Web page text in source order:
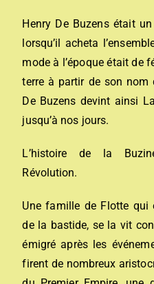
Henry De Buzens était
lorsqu’il acheta
mode à l’époque était de
terre à partir de son nom
De Buzens devint ainsi
jusqu’à nos jours.
L’histoire de la
Révolution.
Une famille de Flotte qui
de la bastide, se la vit
émigré après les
firent de nombreux